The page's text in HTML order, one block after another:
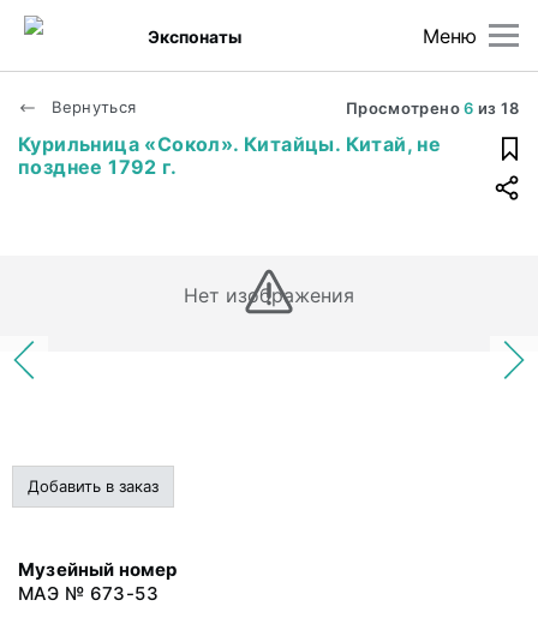
Меню
Экспонаты
Вернуться Просмотрено6 из18
Курильница «Сокол». Китайцы. Китай, не
позднее 1792 г.
Нет изображения
Добавить в заказ
Музейный номер
МАЭ № 673-53